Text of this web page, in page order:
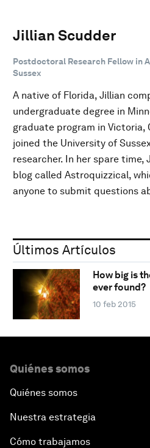
Jillian Scudder
Postdoctoral Research Fellow in
Sussex
A native of Florida, Jillian
undergraduate degree in
graduate program in Victoria,
joined the University of
researcher. In her spare time,
blog called Astroquizzical,
anyone to submit questions
Últimos Artículos
How big is
ever found?
10 feb 2015
Quiénes somos
Quiénes somos
Nuestra estrategia
Cómo trabajamos